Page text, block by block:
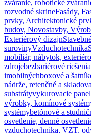
zváranie, robotické
rozvodné skrineFasády,
prvky, Architektonické
budov, Novostavby,
Exteriérový dizajn
surovinyVzduchotechnika
mobiliár, nábytok,
zdrojebezbariérové riešenia
imobilnýchboxové a
nádrže, retenčné a
substrátyvykurovacie
výrobky, komínové
systémybetónové a
osvetlenie, denné
vzduchotechnika, VZT,